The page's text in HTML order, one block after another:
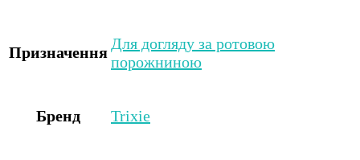
Призначення Для догляду за ротовою
порожниною
Бренд Trixie